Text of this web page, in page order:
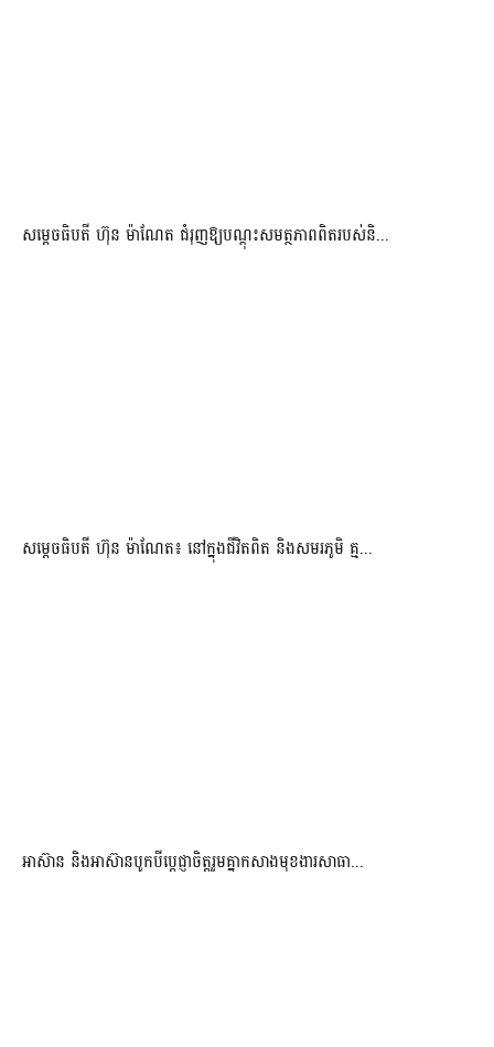
សម្តេចធិបតី ហ៊ុន ម៉ាណែត ជំរុញឱ្យបណ្តុះសមត្ថភាពពិតរបស់និ...
សម្តេចធិបតី ហ៊ុន ម៉ាណែត៖ នៅក្នុងជីវិតពិត និងសមរភូមិ គ្ម...
អាស៊ាន និងអាស៊ានបូកបីប្តេជ្ញាចិត្តរួមគ្នាកសាងមុខងារសាធា...